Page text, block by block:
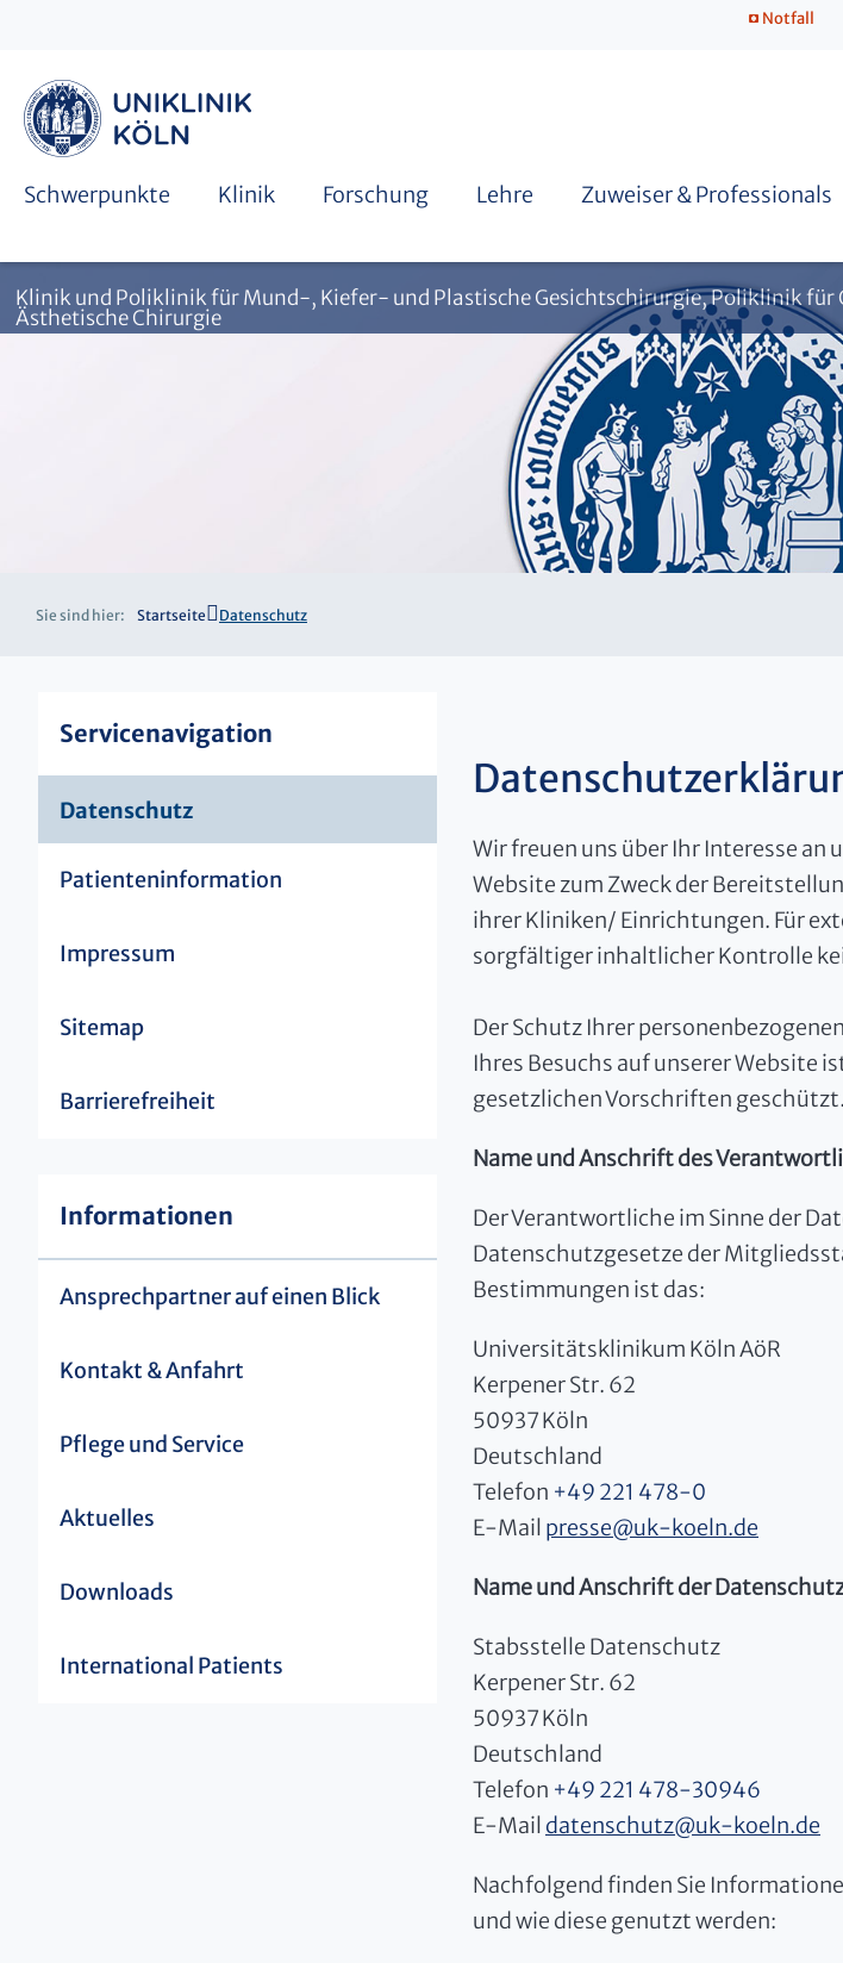
Notfall
Schwerpunkte
Mund-, Kiefer- & Plastische Gesichtschirurgie
Klinik Forschung Lehre
Studentische Ausbildung
Zuweiser & Professionals
4. Kölner Symposium
Klinik und Poliklinik für Mund-, Kiefer- und Plastische Gesichtschirurgie, Poliklinik
Ästhetische Chirurgie
Sie sind hier: Startseite Datenschutz
Servicenavigation
Datenschutz
Patienteninformation
Impressum
Sitemap
Barrierefreiheit
Informationen
Ansprechpartner auf einen Blick
Kontakt & Anfahrt
Pflege und Service
Aktuelles
Downloads
International Patients
Wir freuen uns über Ihr Interesse an
Website zum Zweck der
ihrer Kliniken/ Einrichtungen. Für
sorgfältiger inhaltlicher Kontrolle
Der Schutz Ihrer
Ihres Besuchs auf unserer Website
gesetzlichen Vorschriften geschützt.
Name und Anschrift des
Der Verantwortliche im Sinne der
Datenschutzgesetze der
Bestimmungen ist das:
Universitätsklinikum Köln AöR
Kerpener Str. 62
50937 Köln
Deutschland
Telefon +49 221 478-0
E-Mail presse@uk-koeln.de
Name und Anschrift der
Stabsstelle Datenschutz
Kerpener Str. 62
50937 Köln
Deutschland
Telefon +49 221 478-30946
E-Mail datenschutz@uk-koeln.de
Nachfolgend finden Sie
und wie diese genutzt werden: